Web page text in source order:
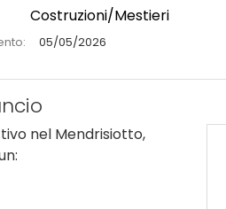
Costruzioni/Mestieri
05/05/2026
nel Mendrisiotto,